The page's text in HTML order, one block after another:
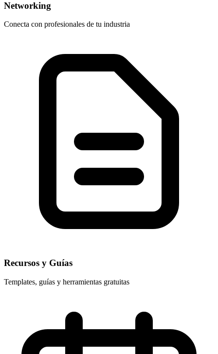
Networking
Conecta con profesionales de tu industria
Recursos y Guías
Templates, guías y herramientas gratuitas